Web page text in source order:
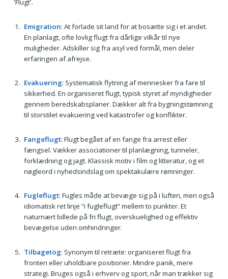
'Flugt'.
Emigration: At forlade sit land for at bosætte sig i et andet.
En planlagt, ofte lovlig flugt fra dårlige vilkår til nye
muligheder. Adskiller sig fra asyl ved formål, men deler
erfaringen af afrejse.
Evakuering: Systematisk flytning af mennesker fra fare til
sikkerhed. En organiseret flugt, typisk styret af myndigheder
gennem beredskabsplaner. Dækker alt fra bygningstømning
til storstilet evakuering ved katastrofer og konflikter.
Fangeflugt: Flugt begået af en fange fra arrest eller
fængsel. Vækker associationer til planlægning, tunneler,
forklædning og jagt. Klassisk motiv i film og litteratur, og et
nøgleord i nyhedsindslag om spektakulære rømninger.
Fugleflugt: Fugles måde at bevæge sig på i luften, men også
idiomatisk ret linje “i fugleflugt” mellem to punkter. Et
naturnært billede på fri flugt, overskuelighed og effektiv
bevægelse uden omhindringer.
Tilbagetog: Synonym til retræte: organiseret flugt fra
fronten eller uholdbare positioner. Mindre panik, mere
strategi. Bruges også i erhverv og sport, når man trækker sig